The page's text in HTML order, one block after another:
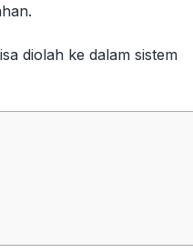
diolah ke dalam sistem